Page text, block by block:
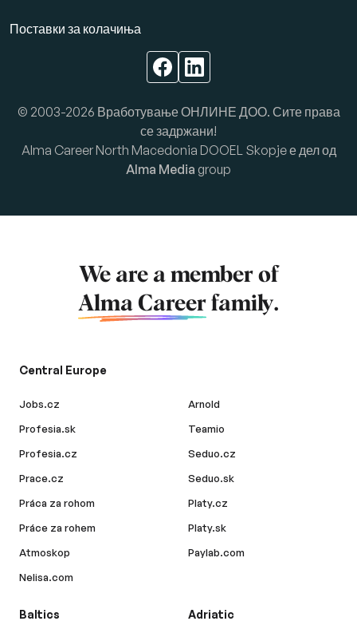
Поставки за колачиња
© 2003-2026 Вработување ОНЛИНЕ ДОО. Сите права
се задржани!
Alma Career North Macedonia DOOEL Skopje е дел од
Alma Media group
We are a member of
Alma Career family.
Central Europe
Jobs.cz
Profesia.sk
Profesia.cz
Prace.cz
Práca za rohom
Práce za rohem
Atmoskop
Nelisa.com
Arnold
Teamio
Seduo.cz
Seduo.sk
Platy.cz
Platy.sk
Paylab.com
Baltics Adriatic